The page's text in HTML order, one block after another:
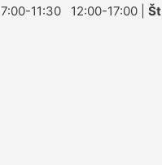
7:00-11:30 12:00-17:00 | Št